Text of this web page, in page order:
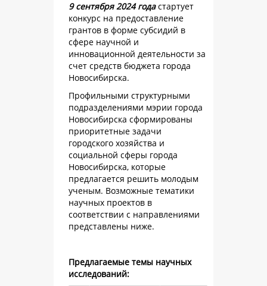
9 сентября 2024 годастартует
конкурс на предоставление
грантов в форме субсидий в
сфере научной и
инновационной деятельности за
счет средств бюджета города
Новосибирска.
Профильными структурными
подразделениями мэрии города
Новосибирска сформированы
приоритетные задачи
городского хозяйства и
социальной сферы города
Новосибирска, которые
предлагается решить молодым
ученым. Возможные тематики
научных проектов в
соответствии с направлениями
представлены ниже.
Предлагаемые темы научных
исследований: